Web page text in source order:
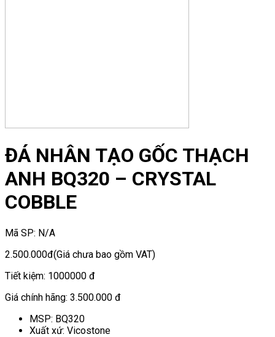
ĐÁ NHÂN TẠO GỐC THẠCH
ANH BQ320 – CRYSTAL
COBBLE
Mã SP: N/A
2.500.000đ(Giá chưa bao gồm VAT)
Tiết kiệm: 1000000 đ
Giá chính hãng: 3.500.000 đ
MSP: BQ320
Xuất xứ: Vicostone